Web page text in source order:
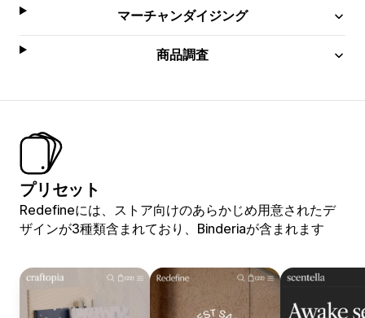
マーチャンダイジング
商品調査
プリセット
Redefineには、ストア向けのあらかじめ用意されたデ
ザインが3種類含まれており、Binderiaが含まれます